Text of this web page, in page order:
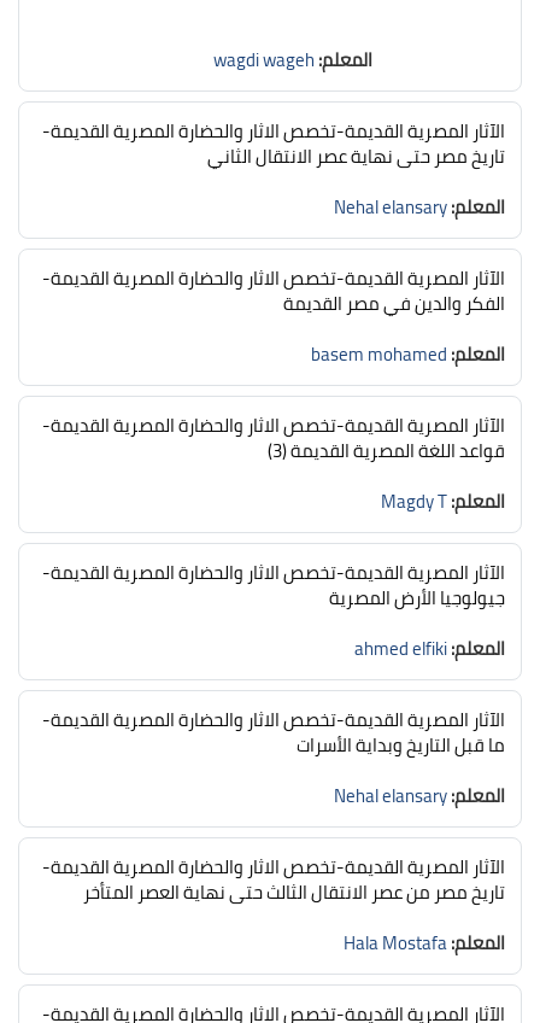
المعلم:wagdi wageh
الآثار المصرية القديمة-تخصص الاثار والحضارة المصرية القديمة-
تاريخ مصر حتى نهاية عصر الانتقال الثاني
المعلم:Nehal elansary
الآثار المصرية القديمة-تخصص الاثار والحضارة المصرية القديمة-
الفكر والدين في مصر القديمة
المعلم:basem mohamed
الآثار المصرية القديمة-تخصص الاثار والحضارة المصرية القديمة-
قواعد اللغة المصرية القديمة (3)
المعلم:Magdy T
الآثار المصرية القديمة-تخصص الاثار والحضارة المصرية القديمة-
جيولوجيا الأرض المصرية
المعلم:ahmed elfiki
الآثار المصرية القديمة-تخصص الاثار والحضارة المصرية القديمة-
ما قبل التاريخ وبداية الأسرات
المعلم:Nehal elansary
الآثار المصرية القديمة-تخصص الاثار والحضارة المصرية القديمة-
تاريخ مصر من عصر الانتقال الثالث حتى نهاية العصر المتأخر
المعلم:Hala Mostafa
الآثار المصرية القديمة-تخصص الاثار والحضارة المصرية القديمة-